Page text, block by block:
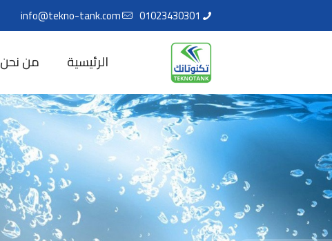
01023430301
info@tekno-tank.com
الرئيسية من نحن